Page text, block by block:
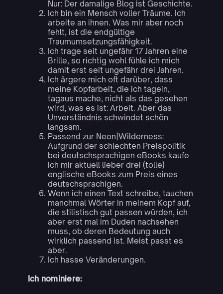
Nur: Der damalige Blog ist Geschichte.
Ich bin ein Mensch voller Träume. Ich
arbeite an ihnen. Was mir aber noch
fehlt, ist die endgültige
Traumumsetzungsfähigkeit.
Ich trage seit ungefähr 17 Jahren eine
Brille, so richtig wohl fühle ich mich
damit erst seit ungefähr drei Jahren.
Ich ärgere mich oft darüber, dass
meine Kopfarbeit, die ich tagein,
tagaus mache, nicht als das gesehen
wird, was es ist: Arbeit. Aber das
Unverständnis schwindet schön
langsam.
Passend zur Neon|Wilderness:
Aufgrund der schlechten Preispolitik
bei deutschsprachigen eBooks kaufe
ich mir aktuell lieber drei (tolle)
englische eBooks zum Preis eines
deutschsprachigen.
Wenn ich einen Text schreibe, tauchen
manchmal Wörter in meinem Kopf auf,
die stilistisch gut passen würden, ich
aber erst mal im Duden nachsehen
muss, ob deren Bedeutung auch
wirklich passend ist. Meist passt es
aber.
Ich hasse Veränderungen.
Ich nominiere: